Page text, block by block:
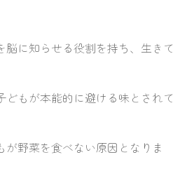
に知らせる役割を持ち、生きて
もが本能的に避ける味とされて
野菜を食べない原因となりま